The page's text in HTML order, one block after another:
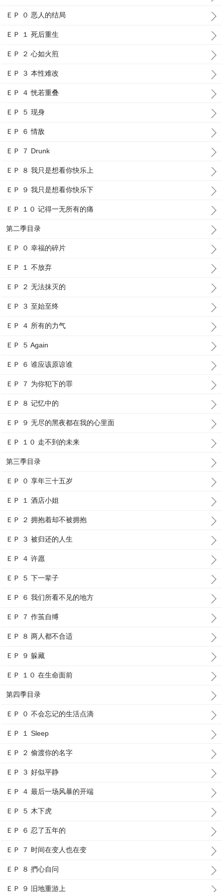
ＥＰ ０ 恶人的结局
ＥＰ １ 死后重生
ＥＰ ２ 心如火煎
ＥＰ ３ 本性难改
ＥＰ ４ 恍若重叠
ＥＰ ５ 现身
ＥＰ ６ 情敌
ＥＰ ７ Drunk
ＥＰ ８ 我只是想看你快乐上
ＥＰ ９ 我只是想看你快乐下
ＥＰ １０ 记得一无所有的痛
第二季目录
ＥＰ ０ 幸福的碎片
ＥＰ １ 不放弃
ＥＰ ２ 无法抹灭的
ＥＰ ３ 至始至终
ＥＰ ４ 所有的力气
ＥＰ ５ Again
ＥＰ ６ 谁应该原谅谁
ＥＰ ７ 为你犯下的罪
ＥＰ ８ 记忆中的
ＥＰ ９ 无尽的黑夜都在我的心里面
ＥＰ １０ 走不到的未来
第三季目录
ＥＰ ０ 享年三十五岁
ＥＰ １ 酒店小姐
ＥＰ ２ 拥抱着却不被拥抱
ＥＰ ３ 被归还的人生
ＥＰ ４ 许愿
ＥＰ ５ 下一辈子
ＥＰ ６ 我们所看不见的地方
ＥＰ ７ 作茧自缚
ＥＰ ８ 两人都不合适
ＥＰ ９ 躲藏
ＥＰ １０ 在生命面前
第四季目录
ＥＰ ０ 不会忘记的生活点滴
ＥＰ １ Sleep
ＥＰ ２ 偷渡你的名字
ＥＰ ３ 好似平静
ＥＰ ４ 最后一场风暴的开端
ＥＰ ５ 木下虎
ＥＰ ６ 忍了五年的
ＥＰ ７ 时间在变人也在变
ＥＰ ８ 捫心自问
ＥＰ ９ 旧地重游上